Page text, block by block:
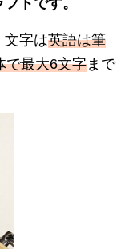
文字は英語は筆
最大6文字 まで